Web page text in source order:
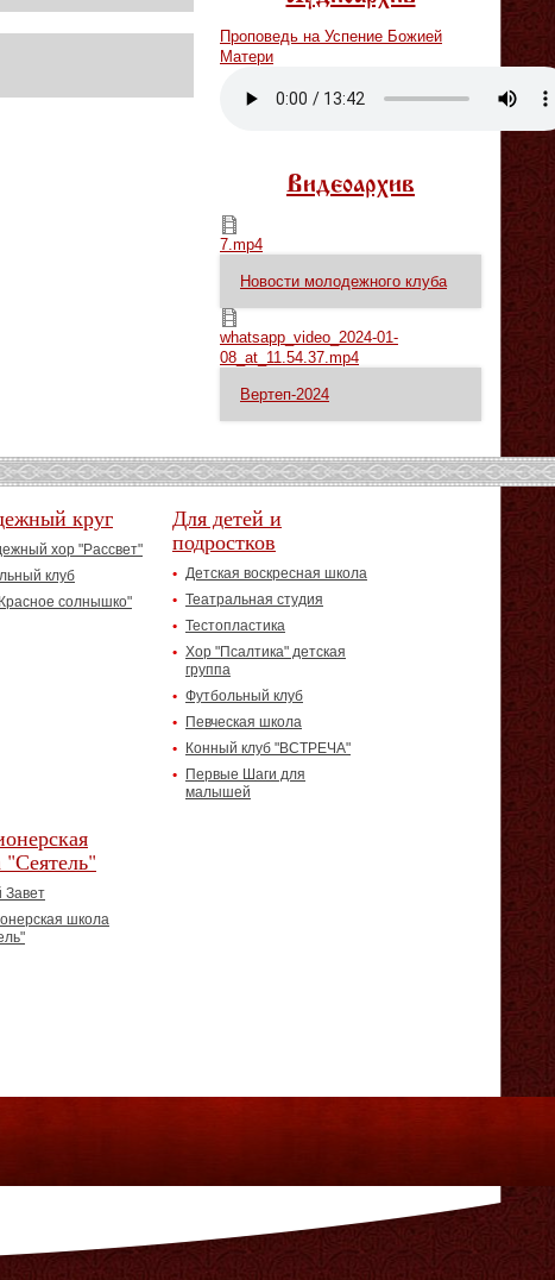
Проповедь на Успение Божией
Матери
Видеоархив
7.mp4
7.mp4
Новости молодежного клуба
whatsapp_video_2024-01-08_at_11.54.37.mp4
whatsapp_video_2024-01-
08_at_11.54.37.mp4
Вертеп-2024
круг
хор "Рассвет"
клуб
солнышко"
Для детей и
подростков
Детская воскресная школа
Театральная студия
Тестопластика
Хор "Псалтика" детская
группа
Футбольный клуб
Певческая школа
Конный клуб "ВСТРЕЧА"
Первые Шаги для
малышей
Завет
школа